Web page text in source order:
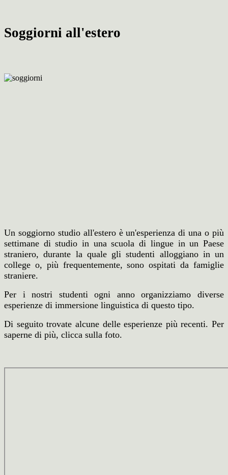
Soggiorni all'estero
Un soggiorno studio all'estero è un'esperienza di una o più
settimane di studio in una scuola di lingue in un Paese
straniero, durante la quale gli studenti alloggiano in un
college o, più frequentemente, sono ospitati da famiglie
straniere.
Per i nostri studenti ogni anno organizziamo diverse
esperienze di immersione linguistica di questo tipo.
Di seguito trovate alcune delle esperienze più recenti. Per
saperne di più, clicca sulla foto.